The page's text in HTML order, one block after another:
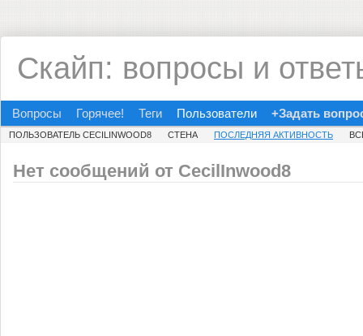
Скайп: вопросы и
Вопросы Горячее! Теги Пользователи +Задать
ПОЛЬЗОВАТЕЛЬ CECILINWOOD8 СТЕНА ПОСЛЕДНЯЯ АКТИВНОСТЬ
Нет сообщений от CecilInwood8